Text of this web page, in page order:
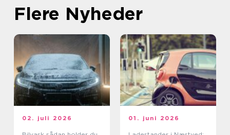
Flere Nyheder
02. juli 2026 01. juni 2026